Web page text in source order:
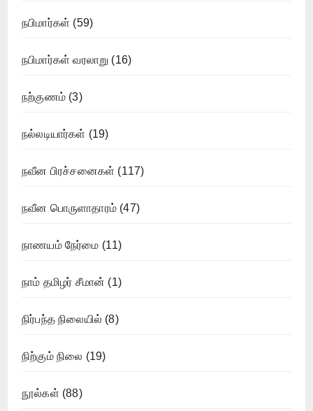
நபிமார்கள் (59)
நபிமார்கள் வரலாறு (16)
நற்குணம் (3)
நல்லடியார்கள் (19)
நவீன பிரச்சனைகள் (117)
நவீன பொருளாதாரம் (47)
நாணயம் நேர்மை (11)
நாம் தமிழர் சீமான் (1)
நிர்பந்த நிலையில் (8)
நிற்கும் நிலை (19)
நூல்கள் (88)